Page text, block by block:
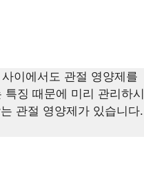
이에서도 관절 영양제를
징 때문에 미리 관리하시
관절 영양제가 있습니다.